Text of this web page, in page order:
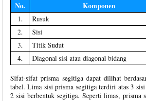
No. Komponen
1. Rusuk
2.
Sisi
3.
Titik Sudut
4.
Diagonal sisi atau diagonal bidang
Sifat-sifat prisma segitiga dapat dilihat
tabel. Lima sisi prisma segitiga terdiri atas 3
2 sisi berbentuk segitiga. Seperti limas,